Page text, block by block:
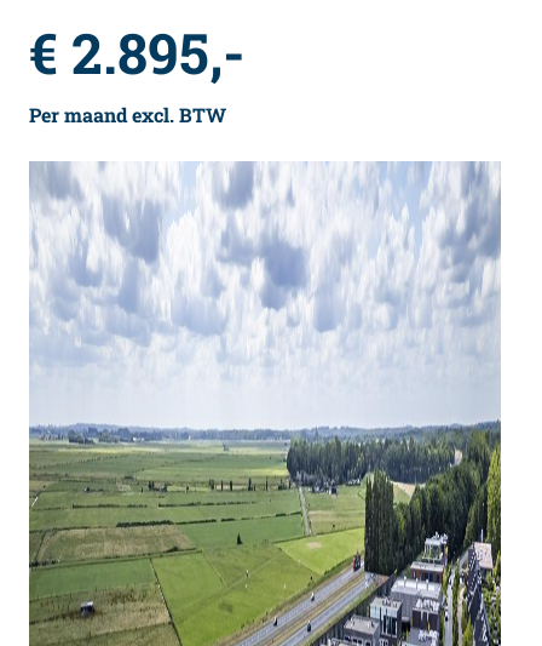
€ 2.895,-
Per maand excl. BTW